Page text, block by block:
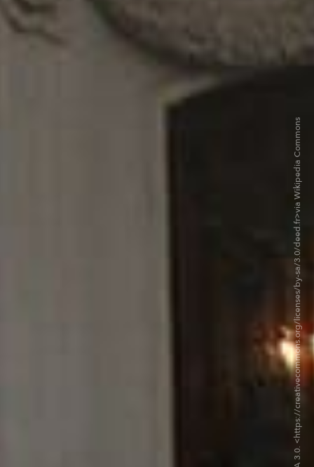
©Romain Bréget CC BY-SA 3.0. <https://creativecommons.org/licenses/by-sa/3.0/deed.fr>via Wikipedia Commons